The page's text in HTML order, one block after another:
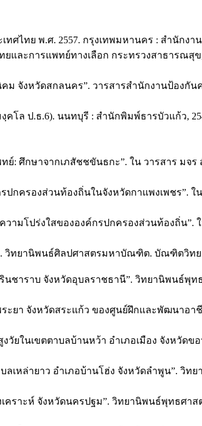
ไทย พ.ศ. 2557. กรุงเทพมหานคร : สำนักงา
ละการแพทย์ทางเลือก กระทรวงสาธารณสุข,
จังหวัดสกลนคร”. วารสารสำนักงานป้องกั
โล ป.ธ.6). นนทบุรี : สำนักพิมพ์ธารบัวแก้ว,
ศึกษาจากเภสัชชขันธกะ”. ใน วารสาร มจร
ครองส่วนท้องถิ่นในจังหวัดกาแพงเพชร”. ใ
มโปร่งใสขององค์กรปกครองส่วนท้องถิ่น”.
วิทยานิพนธ์ศิลปศาสตรมหาบัณฑิต. บัณฑิตวิท
นชาราบ จังหวัดอุบลราชธานี”. วิทยานิพนธ์
ยา จังหวัดสระแก้ว ของศูนย์ฝึกและพัฒนาอา
ยในเขตตาบลบ้านหว้า อำเภอเมือง จังหวัด
เหล่ายาว อำเภอบ้านโฮ่ง จังหวัดลำพูน”. วิ
คราะห์ จังหวัดนครปฐม”. วิทยานิพนธ์พุทธศ